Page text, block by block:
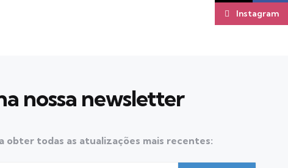
Instagram
nossa newsletter
obter todas as atualizações mais recentes: